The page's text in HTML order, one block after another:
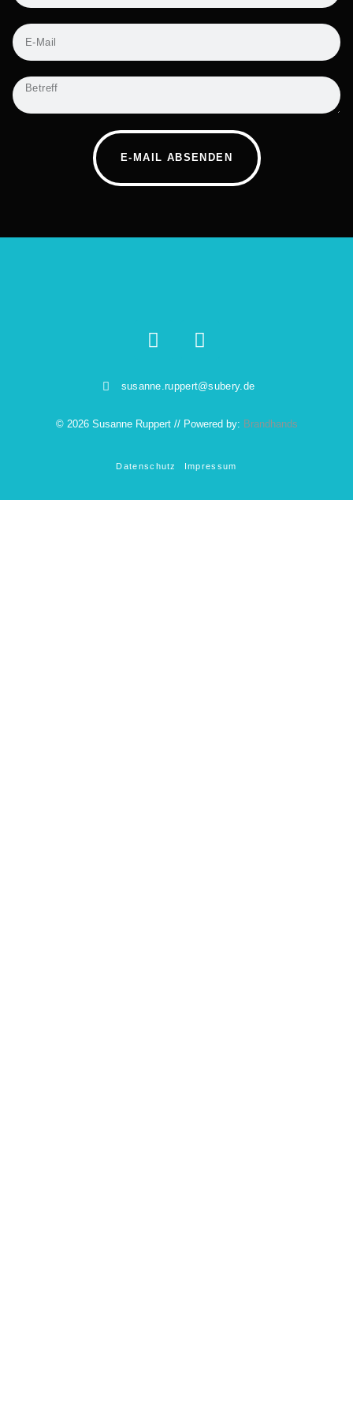
E-MAIL ABSENDEN
susanne.ruppert@subery.de
© 2026 Susanne Ruppert // Powered by: Brandhands
Datenschutz Impressum